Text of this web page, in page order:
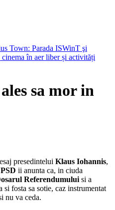
Town: Parada ISWinT şi
în aer liber și activități
sa mor in
presedintelui Klaus Iohannis,
ii anunta ca, in ciuda
Referendumului si a
fosta sa sotie, caz instrumentat
nu va ceda.